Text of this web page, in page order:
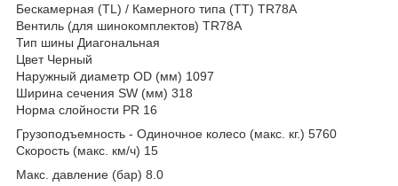
Бескамерная (TL) / Камерного типа (TT) TR78A
Вентиль (для шинокомплектов) TR78A
Тип шины Диагональная
Цвет Черный
Наружный диаметр OD (мм) 1097
Ширина сечения SW (мм) 318
Норма слойности PR 16
Грузоподъемность - Одиночное колесо (макс. кг.) 5760
Скорость (макс. км/ч) 15
Макс. давление (бар) 8.0